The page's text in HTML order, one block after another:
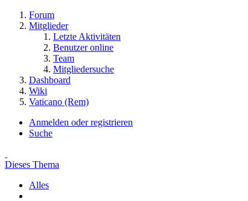
Forum
Mitglieder
Letzte Aktivitäten
Benutzer online
Team
Mitgliedersuche
Dashboard
Wiki
Vaticano (Rem)
Anmelden oder registrieren
Suche
Dieses Thema
Alles